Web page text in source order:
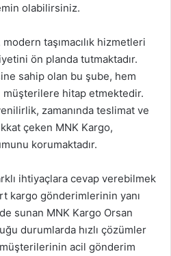
olabilirsiniz.
taşımacılık hizmetleri
ön planda tutmaktadır.
sahip olan bu şube, hem
hitap etmektedir.
zamanında teslimat ve
çeken MNK Kargo,
korumaktadır.
ihtiyaçlara cevap verebilmek
kargo gönderimlerinin yanı
sunan MNK Kargo Orsan
durumlarda hızlı çözümler
acil gönderim